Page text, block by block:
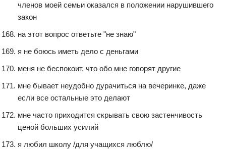
членов моей семьи оказался в положении нарушившего
закон
на этот вопрос ответьте "не знаю"
я не боюсь иметь дело с деньгами
меня не беспокоит, что обо мне говорят другие
мне бывает неудобно дурачиться на вечеринке, даже
если все остальные это делают
мне часто приходится скрывать свою застенчивость
ценой больших усилий
я любил школу /для учащихся люблю/